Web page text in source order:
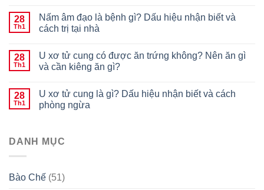
28
Th1
Nấm âm đạo là bệnh gì? Dấu hiệu nhận biết và
cách trị tại nhà
28
Th1
U xơ tử cung có được ăn trứng không? Nên ăn gì
và cần kiêng ăn gì?
28
Th1
U xơ tử cung là gì? Dấu hiệu nhận biết và cách
phòng ngừa
DANH MỤC
Bào Chế (51)